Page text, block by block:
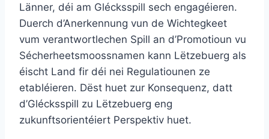
Länner, déi am Glécksspill sech engagéieren.
Duerch d’Anerkennung vun de Wichtegkeet
vum verantwortlechen Spill an d’Promotioun vu
Sécherheetsmoossnamen kann Lëtzebuerg als
éischt Land fir déi nei Regulatiounen ze
etabléieren. Dëst huet zur Konsequenz, datt
d’Glécksspill zu Lëtzebuerg eng
zukunftsorientéiert Perspektiv huet.